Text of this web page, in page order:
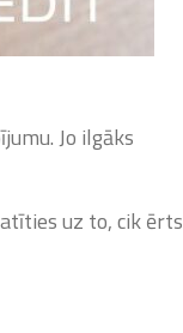
Jo ilgāks
uz to, cik ērts